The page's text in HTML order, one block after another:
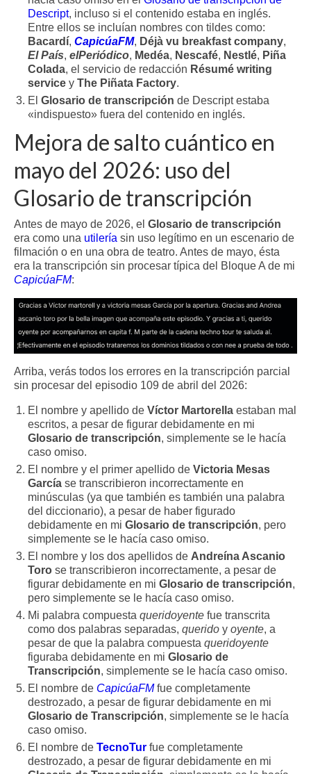
Descript, incluso si el contenido estaba en inglés.
Entre ellos se incluían nombres con tildes como:
Bacardí, CapicúaFM, Déjà vu breakfast company,
El País, elPeriódico, Medéa, Nescafé, Nestlé, Piña
Colada, el servicio de redacción Résumé writing
service y The Piñata Factory.
El Glosario de transcripción de Descript estaba
«indispuesto» fuera del contenido en inglés.
Mejora de salto cuántico en
mayo del 2026: uso del
Glosario de transcripción
Antes de mayo de 2026, el Glosario de transcripción
era como una utilería sin uso legítimo en un escenario de
filmación o en una obra de teatro. Antes de mayo, ésta
era la transcripción sin procesar típica del Bloque A de mi
CapicúaFM:
Arriba, verás todos los errores en la transcripción parcial
sin procesar del episodio 109 de abril del 2026:
El nombre y apellido de Víctor Martorella estaban mal
escritos, a pesar de figurar debidamente en mi
Glosario de transcripción, simplemente se le hacía
caso omiso.
El nombre y el primer apellido de Victoria Mesas
García se transcribieron incorrectamente en
minúsculas (ya que también es también una palabra
del diccionario), a pesar de haber figurado
debidamente en mi Glosario de transcripción, pero
simplemente se le hacía caso omiso.
El nombre y los dos apellidos de Andreína Ascanio
Toro se transcribieron incorrectamente, a pesar de
figurar debidamente en mi Glosario de transcripción,
pero simplemente se le hacía caso omiso.
Mi palabra compuesta queridoyente fue transcrita
como dos palabras separadas, querido y oyente, a
pesar de que la palabra compuesta queridoyente
figuraba debidamente en mi Glosario de
Transcripción, simplemente se le hacía caso omiso.
El nombre de CapicúaFMfue completamente
destrozado, a pesar de figurar debidamente en mi
Glosario de Transcripción, simplemente se le hacía
caso omiso.
El nombre de TecnoTur fue completamente
destrozado, a pesar de figurar debidamente en mi